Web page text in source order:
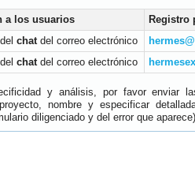
a los usuarios
Registro
chatdel correo electrónico
chatdel correo electrónico
y análisis, por favor enviar
nombre y especificar
diligenciado y del error que